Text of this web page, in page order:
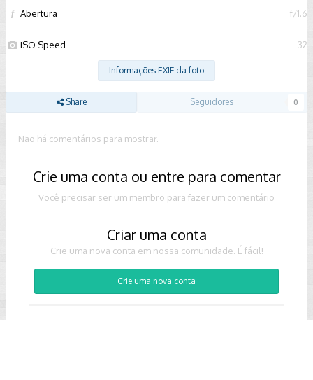
f Abertura f/1.6
ISO Speed 32
Informações EXIF da foto
Share Seguidores 0
Não há comentários para mostrar.
Crie uma conta ou entre para comentar
Você precisar ser um membro para fazer um comentário
Criar uma conta
Crie uma nova conta em nossa comunidade. É fácil!
Crie uma nova conta